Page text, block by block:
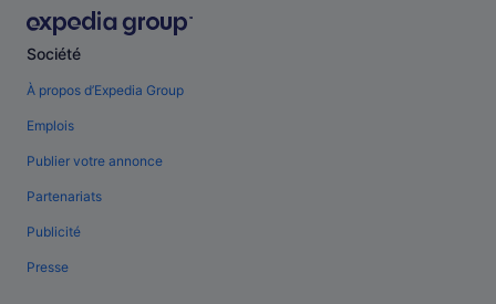
Société
À propos d’Expedia Group
Emplois
Publier votre annonce
Partenariats
Publicité
Presse